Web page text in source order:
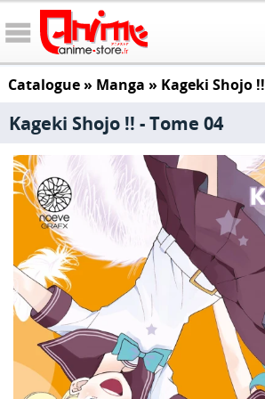
Catalogue» Manga » Kageki Shojo !!
Kageki Shojo !! - Tome 04